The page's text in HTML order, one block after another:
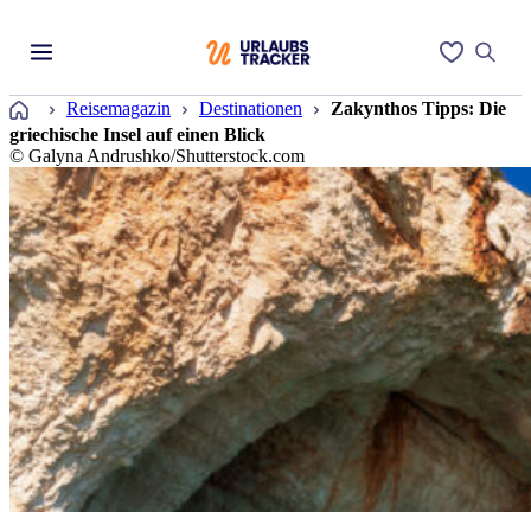
Startseite
Reisemagazin Destinationen
Zakynthos Tipps: Die
griechische Insel auf einen Blick
© Galyna Andrushko/Shutterstock.com